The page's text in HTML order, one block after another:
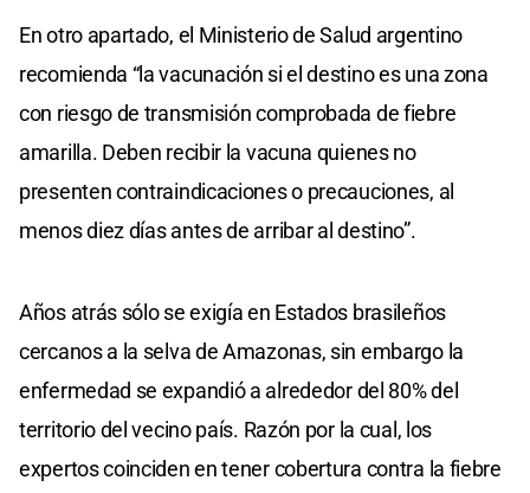
En otro apartado, el Ministerio de Salud argentino
recomienda “la vacunación si el destino es una zona
con riesgo de transmisión comprobada de fiebre
amarilla. Deben recibir la vacuna quienes no
presenten contraindicaciones o precauciones, al
menos diez días antes de arribar al destino”.
Años atrás sólo se exigía en Estados brasileños
cercanos a la selva de Amazonas, sin embargo la
enfermedad se expandió a alrededor del 80% del
territorio del vecino país. Razón por la cual, los
expertos coinciden en tener cobertura contra la fiebre